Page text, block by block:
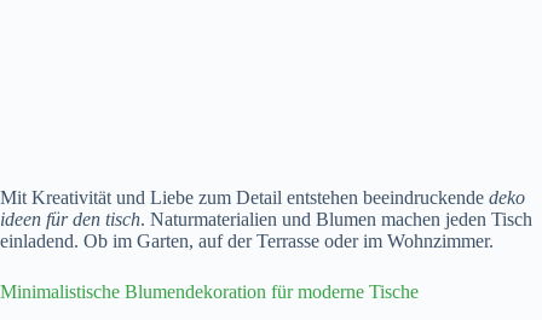
Mit Kreativität und Liebe zum Detail entstehen beeindruckende deko
ideen für den tisch. Naturmaterialien und Blumen machen jeden Tisch
einladend. Ob im Garten, auf der Terrasse oder im Wohnzimmer.
Minimalistische Blumendekoration für moderne Tische